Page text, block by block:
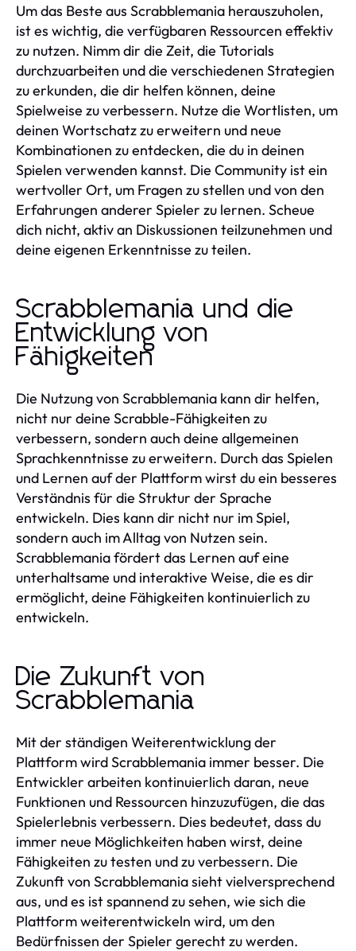
Um das Beste aus Scrabblemania herauszuholen,
ist es wichtig, die verfügbaren Ressourcen effektiv
zu nutzen. Nimm dir die Zeit, die Tutorials
durchzuarbeiten und die verschiedenen Strategien
zu erkunden, die dir helfen können, deine
Spielweise zu verbessern. Nutze die Wortlisten, um
deinen Wortschatz zu erweitern und neue
Kombinationen zu entdecken, die du in deinen
Spielen verwenden kannst. Die Community ist ein
wertvoller Ort, um Fragen zu stellen und von den
Erfahrungen anderer Spieler zu lernen. Scheue
dich nicht, aktiv an Diskussionen teilzunehmen und
deine eigenen Erkenntnisse zu teilen.
Scrabblemania und die
Entwicklung von
Fähigkeiten
Die Nutzung von Scrabblemania kann dir helfen,
nicht nur deine Scrabble-Fähigkeiten zu
verbessern, sondern auch deine allgemeinen
Sprachkenntnisse zu erweitern. Durch das Spielen
und Lernen auf der Plattform wirst du ein besseres
Verständnis für die Struktur der Sprache
entwickeln. Dies kann dir nicht nur im Spiel,
sondern auch im Alltag von Nutzen sein.
Scrabblemania fördert das Lernen auf eine
unterhaltsame und interaktive Weise, die es dir
ermöglicht, deine Fähigkeiten kontinuierlich zu
entwickeln.
Die Zukunft von
Scrabblemania
Mit der ständigen Weiterentwicklung der
Plattform wird Scrabblemania immer besser. Die
Entwickler arbeiten kontinuierlich daran, neue
Funktionen und Ressourcen hinzuzufügen, die das
Spielerlebnis verbessern. Dies bedeutet, dass du
immer neue Möglichkeiten haben wirst, deine
Fähigkeiten zu testen und zu verbessern. Die
Zukunft von Scrabblemania sieht vielversprechend
aus, und es ist spannend zu sehen, wie sich die
Plattform weiterentwickeln wird, um den
Bedürfnissen der Spieler gerecht zu werden.